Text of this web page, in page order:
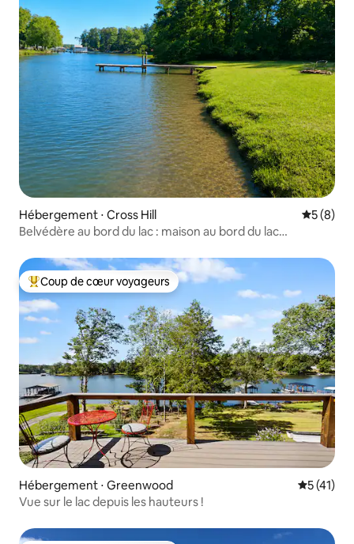
Hébergement ⋅ Cross Hill
5 (8)
Belvédère au bord du lac : maison au bord du lac
Coups de cœur voyageurs les plus appréciés
Coup de cœur voyageurs
Hébergement ⋅ Greenwood
5 (41)
Vue sur le lac depuis les hauteurs !